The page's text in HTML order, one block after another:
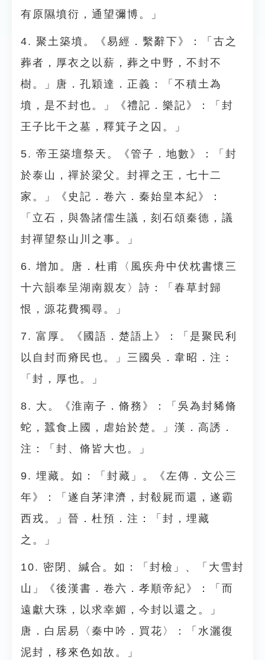
有原隰墳衍，通望彌博。」
4. 聚土築墳。《易經．繫辭下》：「古之
葬者，厚衣之以薪，葬之中野，不封不
樹。」唐．孔穎達．正義：「不積土為
墳，是不封也。」《禮記．樂記》：「封
王子比干之墓，釋箕子之囚。」
5. 帝王築壇祭天。《管子．地數》：「封
於泰山，禪於梁父。封禪之王，七十二
家。」《史記．卷六．秦始皇本紀》：
「立石，與魯諸儒生議，刻石頌秦德，議
封禪望祭山川之事。」
6. 增加。唐．杜甫〈風疾舟中伏枕書懷三
十六韻奉呈湖南親友〉詩：「春草封歸
恨，源花費獨尋。」
7. 富厚。《國語．楚語上》：「是聚民利
以自封而瘠民也。」三國吳．韋昭．注：
「封，厚也。」
8. 大。《淮南子．脩務》：「吳為封豨脩
蛇，蠶食上國，虐始於楚。」漢．高誘．
注：「封、脩皆大也。」
9. 埋藏。如：「封藏」。《左傳．文公三
年》：「遂自茅津濟，封殽屍而還，遂霸
西戎。」晉．杜預．注：「封，埋藏
之。」
10. 密閉、緘合。如：「封檢」、「大雪封
山」《後漢書．卷六．孝順帝紀》：「而
遠獻大珠，以求幸媚，今封以還之。」
唐．白居易〈秦中吟．買花〉：「水灑復
泥封，移來色如故。」